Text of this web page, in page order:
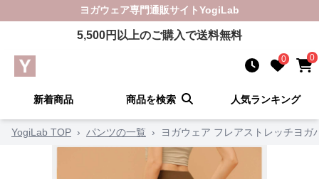
ヨガウェア専門通販サイトYogiLab
5,500円以上のご購入で送料無料
0 0
新着商品 商品を検索 人気ランキング
YogiLab TOP › パンツの一覧 › ヨガウェア フレアストレッチヨガ